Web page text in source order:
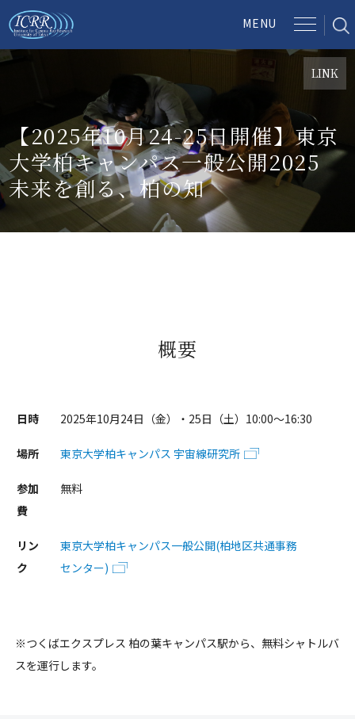
LINK
【2025年10月24-25日開催】東京
大学柏キャンパス一般公開2025
未来を創る、柏の知
概要
日時 2025年10月24日（金）・25日（土）10:00〜16:30
場所 東京大学柏キャンパス 宇宙線研究所
参加
費
無料
リン
ク
東京大学柏キャンパス一般公開(柏地区共通事務
センター)
※つくばエクスプレス 柏の葉キャンパス駅から、無料シャトルバ
スを運行します。